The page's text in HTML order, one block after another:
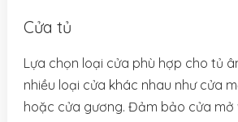
Cửa tủ
Lựa chọn loại cửa phù hợp cho tủ
nhiều loại cửa khác nhau như cửa
hoặc cửa gương. Đảm bảo cửa